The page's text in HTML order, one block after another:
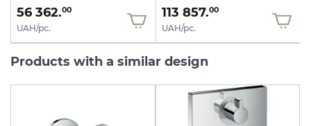
56 362.00
UAH/pc.
113 857.00
UAH/pc.
Products with a similar design